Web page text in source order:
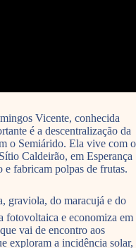
Vicente, conhecida
é a descentralização da
o Semiárido. Ela vive com o
Caldeirão, em Esperança
fabricam polpas de frutas.
graviola, do maracujá e do
fotovoltaica e economiza em
vai de encontro aos
exploram a incidência solar,